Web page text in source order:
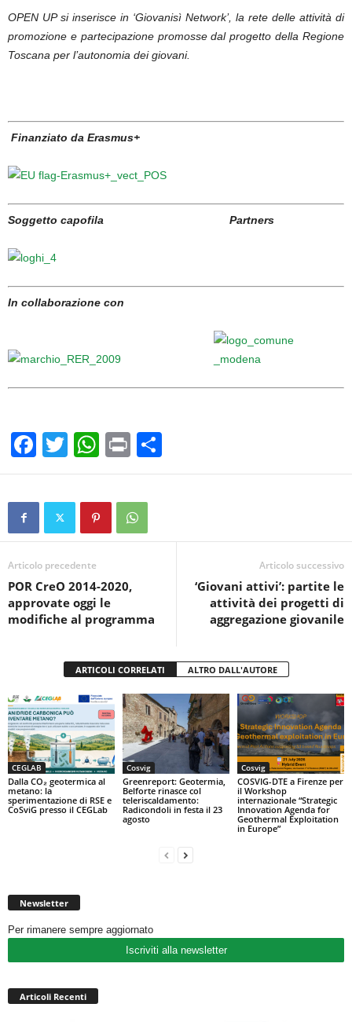
OPEN UP si inserisce in ‘Giovanisì Network’, la rete delle attività di
promozione e partecipazione promosse dal progetto della Regione
Toscana per l’autonomia dei giovani.
Finanziato da Erasmus+
Soggetto capofila Partners
In collaborazione con
F
a
c
b
o
o
k
T
wi
tt
W
h
at
s
A
p
Pr
in
t
o
vi
Articolo precedente
POR CreO 2014-2020,
approvate oggi le
modifiche al programma
Articolo successivo
‘Giovani attivi’: partite le
attività dei progetti di
aggregazione giovanile
ARTICOLI CORRELATI ALTRO DALL'AUTORE
CEGLAB
Dalla CO₂ geotermica al
metano: la
sperimentazione di RSE e
CoSviG presso il CEGLab
Cosvig
Greenreport: Geotermia,
Belforte rinasce col
teleriscaldamento:
Radicondoli in festa il 23
agosto
Cosvig
COSVIG-DTE a Firenze per
il Workshop
internazionale “Strategic
Innovation Agenda for
Geothermal Exploitation
in Europe”
Newsletter
Per rimanere sempre aggiornato
Iscriviti alla newsletter
Articoli Recenti